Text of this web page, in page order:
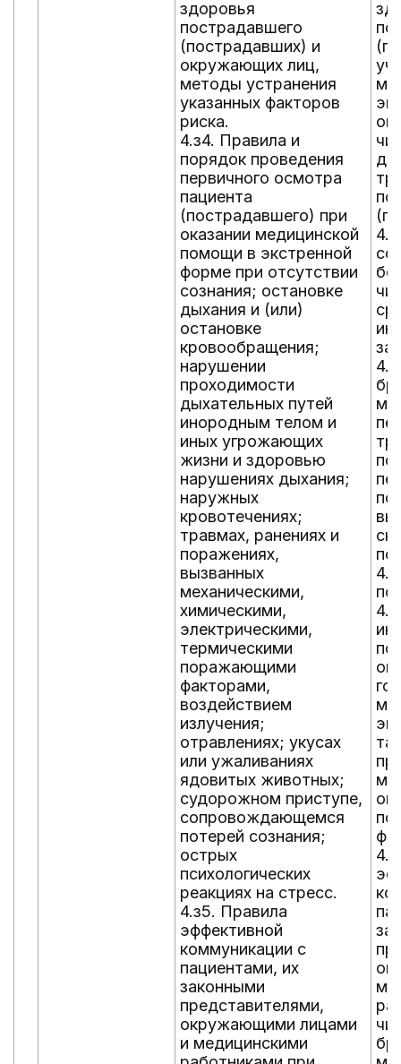
здоровья
пострадавшего
(пострадавших) и
окружающих лиц,
методы устранения
указанных факторов
риска.
4.з4. Правила и
порядок проведения
первичного осмотра
пациента
(пострадавшего) при
оказании медицинской
помощи в экстренной
форме при отсутствии
сознания; остановке
дыхания и (или)
остановке
кровообращения;
нарушении
проходимости
дыхательных путей
инородным телом и
иных угрожающих
жизни и здоровью
нарушениях дыхания;
наружных
кровотечениях;
травмах, ранениях и
поражениях,
вызванных
механическими,
химическими,
электрическими,
термическими
поражающими
факторами,
воздействием
излучения;
отравлениях; укусах
или ужаливаниях
ядовитых животных;
судорожном приступе,
сопровождающемся
потерей сознания;
острых
психологических
реакциях на стресс.
4.з5. Правила
эффективной
коммуникации с
пациентами, их
законными
представителями,
окружающими лицами
и медицинскими